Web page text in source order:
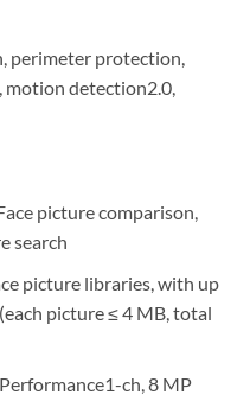
perimeter protection,
detection2.0,
picture comparison,
search
picture libraries, with up
picture ≤ 4 MB, total
ch, 8 MP